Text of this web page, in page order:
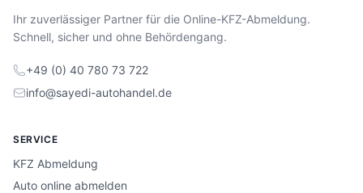
Ihr zuverlässiger Partner für die Online-KFZ-Abmeldung.
Schnell, sicher und ohne Behördengang.
+49 (0) 40 780 73 722
info@sayedi-autohandel.de
SERVICE
KFZ Abmeldung
Auto online abmelden